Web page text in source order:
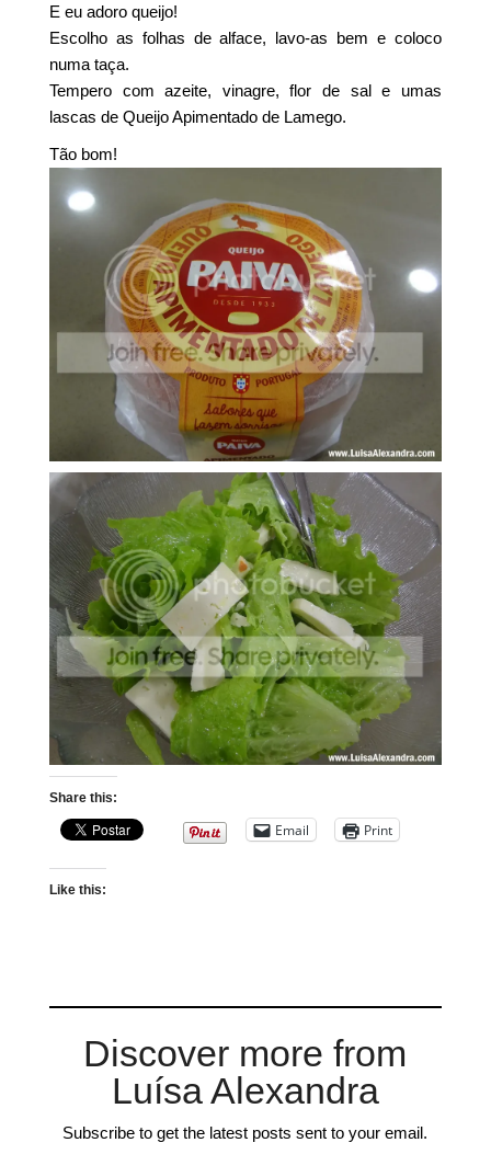
E eu adoro queijo!
Escolho as folhas de alface, lavo-as bem e coloco
numa taça.
Tempero com azeite, vinagre, flor de sal e umas
lascas de Queijo Apimentado de Lamego.
Tão bom!
Share this:
Email Print
Like this:
Discover more from
Luísa Alexandra
Subscribe to get the latest posts sent to your email.